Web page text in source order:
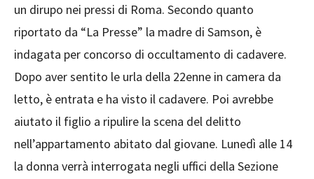
un dirupo nei pressi di Roma. Secondo quanto
riportato da “La Presse” la madre di Samson, è
indagata per concorso di occultamento di cadavere.
Dopo aver sentito le urla della 22enne in camera da
letto, è entrata e ha visto il cadavere. Poi avrebbe
aiutato il figlio a ripulire la scena del delitto
nell’appartamento abitato dal giovane. Lunedì alle 14
la donna verrà interrogata negli uffici della Sezione